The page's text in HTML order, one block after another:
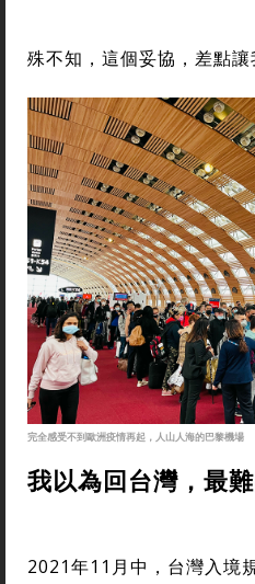
殊不知，這個妥協，差點讓
完全感受不到歐洲疫情再起，人山人海的巴黎機場
我以為回台灣，最
2021年11月中，台灣入境